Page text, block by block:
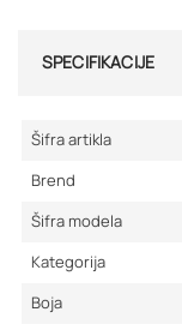
SPECIFIKACIJE
Šifra artikla
Brend
Šifra modela
Kategorija
Boja